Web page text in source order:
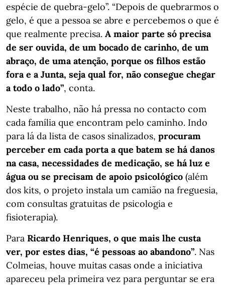
espécie de quebra-gelo”. “Depois de quebrarmos o
gelo, é que a pessoa se abre e percebemos o que é
que realmente precisa. A maior parte só precisa
de ser ouvida, de um bocado de carinho, de um
abraço, de uma atenção, porque os filhos estão
fora e a Junta, seja qual for, não consegue chegar
a todo o lado”, conta.
Neste trabalho, não há pressa no contacto com
cada família que encontram pelo caminho. Indo
para lá da lista de casos sinalizados, procuram
perceber em cada porta a que batem se há danos
na casa, necessidades de medicação, se há luz e
água ou se precisam de apoio psicológico (além
dos kits, o projeto instala um camião na freguesia,
com consultas gratuitas de psicologia e
fisioterapia).
Para Ricardo Henriques, o que mais lhe custa
ver, por estes dias, “é pessoas ao abandono”. Nas
Colmeias, houve muitas casas onde a iniciativa
apareceu pela primeira vez para perguntar se era